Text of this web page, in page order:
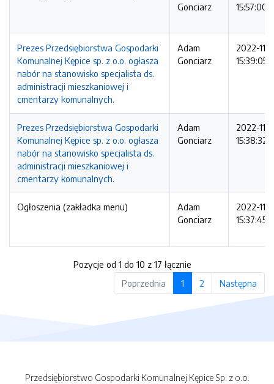
Gonciarz
15:57:00
Prezes Przedsiębiorstwa Gospodarki
Komunalnej Kępice sp. z o.o. ogłasza
nabór na stanowisko specjalista ds.
administracji mieszkaniowej i
cmentarzy komunalnych.
Adam
Gonciarz
2022-11-
15:39:05
Prezes Przedsiębiorstwa Gospodarki
Komunalnej Kępice sp. z o.o. ogłasza
nabór na stanowisko specjalista ds.
administracji mieszkaniowej i
cmentarzy komunalnych.
Adam
Gonciarz
2022-11-
15:38:32
Ogłoszenia (zakładka menu)
Adam
Gonciarz
2022-11-
15:37:45
Pozycje od 1 do 10 z 17 łącznie
Poprzednia
1 2 Następna
Przedsiębiorstwo Gospodarki Komunalnej Kępice Sp. z o.o.